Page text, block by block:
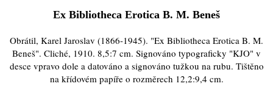
Ex Bibliotheca Erotica B. M. Beneš
Obrátil, Karel Jaroslav (1866-1945). "Ex Bibliotheca Erotica B. M.
Beneš". Cliché, 1910. 8,5:7 cm. Signováno typograficky "KJO" v
desce vpravo dole a datováno a signováno tužkou na rubu. Tištěno
na křídovém papíře o rozměrech 12,2:9,4 cm.